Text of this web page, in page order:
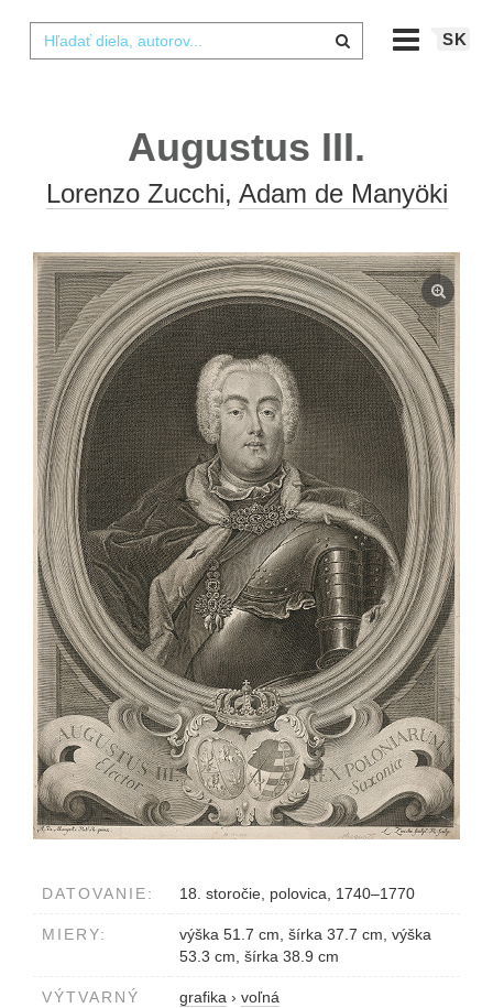
SK
Augustus III.
Lorenzo Zucchi, Adam de Manyöki
DATOVANIE: 18. storočie, polovica, 1740–1770
MIERY:
výška 51.7 cm, šírka 37.7 cm, výška
53.3 cm, šírka 38.9 cm
VÝTVARNÝ
grafika › voľná